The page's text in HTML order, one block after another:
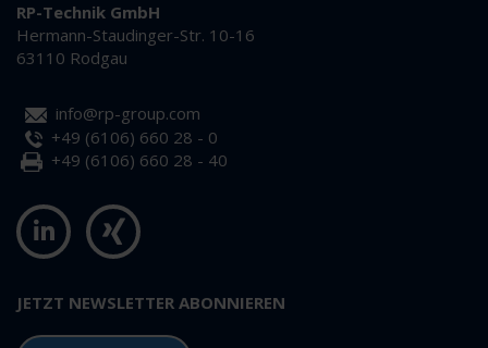
RP-Technik GmbH
Hermann-Staudinger-Str. 10-16
63110 Rodgau
info@rp-group.com
+49 (6106) 660 28 - 0
+49 (6106) 660 28 - 40
JETZT NEWSLETTER ABONNIEREN